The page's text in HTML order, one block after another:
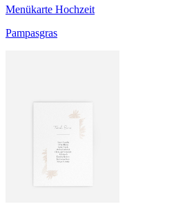
Menükarte Hochzeit
Pampasgras